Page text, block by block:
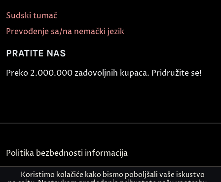
Sudski tumač
Prevođenje sa/na nemački jezik
PRATITE NAS
Preko 2.000.000 zadovoljnih kupaca. Pridružite se!
Politika bezbednosti informacija
Kontakt
Koristimo kolačiće kako bismo poboljšali vaše iskustvo